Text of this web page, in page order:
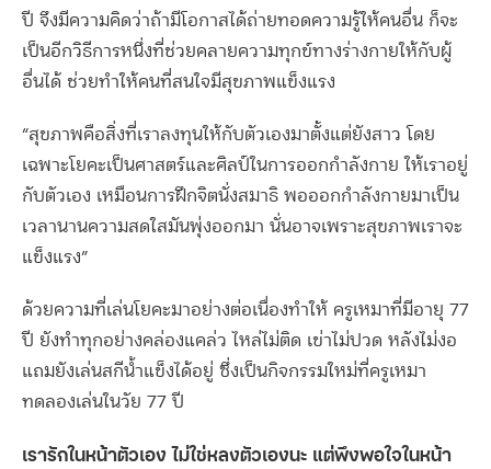
ปี จึงมีความคิดว่าถ้ามีโอกาสได้ถ่ายทอดความรู้ให้คนอื่น ก็จะ
เป็นอีกวิธีการหนึ่งที่ช่วยคลายความทุกข์ทางร่างกายให้กับผู้
อื่นได้ ช่วยทำให้คนที่สนใจมีสุขภาพแข็งแรง
“สุขภาพคือสิ่งที่เราลงทุนให้กับตัวเองมาตั้งแต่ยังสาว โดย
เฉพาะโยคะเป็นศาสตร์และศิลป์ในการออกกำลังกาย ให้เราอยู่
กับตัวเอง เหมือนการฝึกจิตนั่งสมาธิ พอออกกำลังกายมาเป็น
เวลานานความสดใสมันพุ่งออกมา นั่นอาจเพราะสุขภาพเราจะ
แข็งแรง”
ด้วยความที่เล่นโยคะมาอย่างต่อเนื่องทำให้ ครูเหมาที่มีอายุ 77
ปี ยังทำทุกอย่างคล่องแคล่ว ไหล่ไม่ติด เข่าไม่ปวด หลังไม่งอ
แถมยังเล่นสกีน้ำแข็งได้อยู่ ซึ่งเป็นกิจกรรมใหม่ที่ครูเหมา
ทดลองเล่นในวัย 77 ปี
เรารักในหน้าตัวเอง ไม่ใช่หลงตัวเองนะ แต่พึงพอใจในหน้า